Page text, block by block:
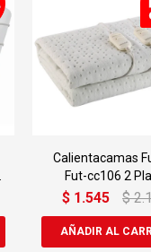
Calientacamas
Fut-cc106 2
$ 1.545 $